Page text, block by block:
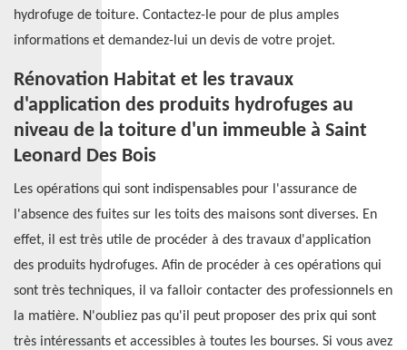
hydrofuge de toiture. Contactez-le pour de plus amples
informations et demandez-lui un devis de votre projet.
Rénovation Habitat et les travaux
d'application des produits hydrofuges au
niveau de la toiture d'un immeuble à Saint
Leonard Des Bois
Les opérations qui sont indispensables pour l'assurance de
l'absence des fuites sur les toits des maisons sont diverses. En
effet, il est très utile de procéder à des travaux d'application
des produits hydrofuges. Afin de procéder à ces opérations qui
sont très techniques, il va falloir contacter des professionnels en
la matière. N'oubliez pas qu'il peut proposer des prix qui sont
très intéressants et accessibles à toutes les bourses. Si vous avez